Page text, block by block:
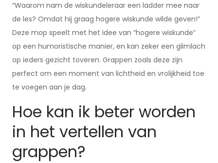
“Waarom nam de wiskundeleraar een ladder mee naar
de les? Omdat hij graag hogere wiskunde wilde geven!”
Deze mop speelt met het idee van “hogere wiskunde”
op een humoristische manier, en kan zeker een glimlach
op ieders gezicht toveren. Grappen zoals deze zijn
perfect om een moment van lichtheid en vrolijkheid toe
te voegen aan je dag.
Hoe kan ik beter worden
in het vertellen van
grappen?